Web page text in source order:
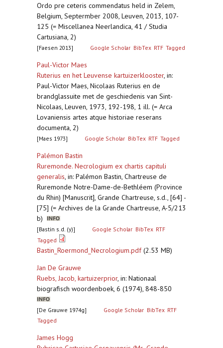
Ordo pre ceteris commendatus held in Zelem,
Belgium, Septermber 2008, Leuven, 2013, 107-
125 (= Miscellanea Neerlandica, 41 / Studia
Cartusiana, 2)
[Faesen 2013] Google Scholar BibTex RTF Tagged
Paul-Victor Maes
Ruterius en het Leuvense kartuizerklooster, in:
Paul-Victor Maes, Nicolaas Ruterius en de
brandglassuite met de geschiedenis van Sint-
Nicolaas, Leuven, 1973, 192-198, 1 ill. (= Arca
Lovaniensis artes atque historiae reserans
documenta, 2)
[Maes 1973] Google Scholar BibTex RTF Tagged
Palémon Bastin
Ruremonde. Necrologium ex chartis capituli
generalis, in: Palémon Bastin, Chartreuse de
Ruremonde Notre-Dame-de-Bethléem (Province
du Rhin) [Manuscrit], Grande Chartreuse, s.d., [64] -
[75] (= Archives de la Grande Chartreuse, A-5/213
b)
[Bastin s.d. (y)] Google Scholar BibTex RTF
Tagged
Bastin_Roermond_Necrologium.pdf(2.53 MB)
Jan De Grauwe
Ruebs, Jacob, kartuizerprior, in: Nationaal
biografisch woordenboek, 6 (1974), 848-850
[De Grauwe 1974g] Google Scholar BibTex RTF
Tagged
James Hogg